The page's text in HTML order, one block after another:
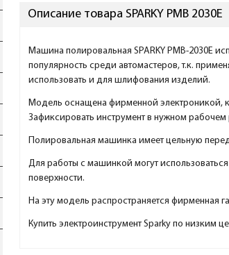
Описание товара SPARKY PMB 2030E
Машина полировальная SPARKY PMB-2030Е
популярность среди автомастеров, т.к.
использовать и для шлифования изделий.
Модель оснащена фирменной электроникой,
Зафиксировать инструмент в нужном
Полировальная машинка имеет цельную
Для работы с машинкой могут
поверхности.
На эту модель распространяется фирменная
Купить электроинструмент Sparky по низким